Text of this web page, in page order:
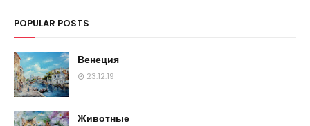
POPULAR POSTS
Венеция
23.12.19
Животные